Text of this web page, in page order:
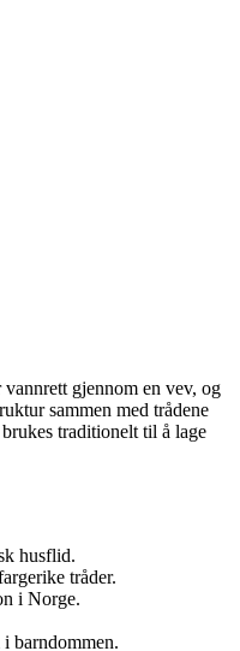
gjennom en vev, og
sammen med trådene
traditionelt til å lage
husflid.
tråder.
i Norge.
barndommen.